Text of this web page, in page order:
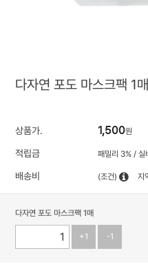
다자연 포도 마스크팩 1매
상품가. 1,500원
적립금 패밀리 3% /
배송비 (조건) 지
다자연 포도 마스크팩 1매
+1 -1